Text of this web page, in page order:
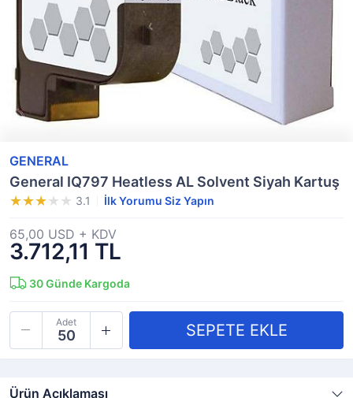
GENERAL
General IQ797 Heatless AL Solvent Siyah Kartuş
3.1 İlk Yorumu Siz Yapın
3.712,11 TL
65,00 USD + KDV
30Günde Kargoda
Adet
Ürün Açıklaması